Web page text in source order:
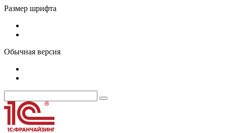
Размер шрифта
Обычная версия